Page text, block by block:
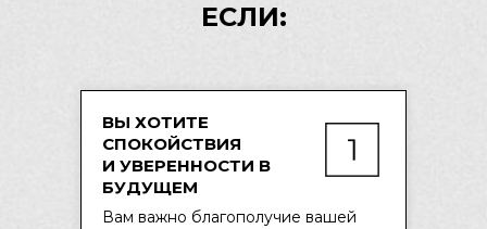
ЕСЛИ:
Вам важно благополучие вашей
ВЫ ХОТИТЕ
СПОКОЙСТВИЯ
И УВЕРЕННОСТИ В
БУДУЩЕМ